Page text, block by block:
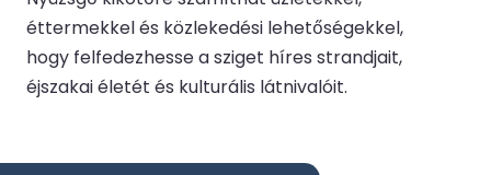
éttermekkel és közlekedési lehetőségekkel,
hogy felfedezhesse a sziget híres strandjait,
éjszakai életét és kulturális látnivalóit.